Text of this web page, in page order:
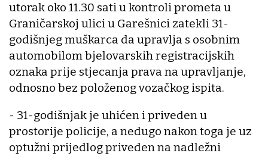
utorak oko 11.30 sati u kontroli prometa u
Graničarskoj ulici u Garešnici zatekli 31-
godišnjeg muškarca da upravlja s osobnim
automobilom bjelovarskih registracijskih
oznaka prije stjecanja prava na upravljanje,
odnosno bez položenog vozačkog ispita.
- 31-godišnjak je uhićen i priveden u
prostorije policije, a nedugo nakon toga je uz
optužni prijedlog priveden na nadležni